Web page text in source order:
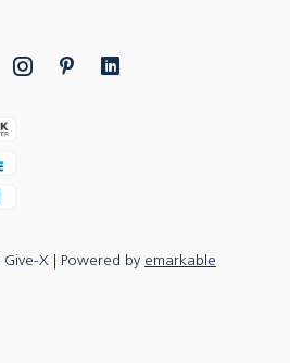
Give-X | Powered by emarkable